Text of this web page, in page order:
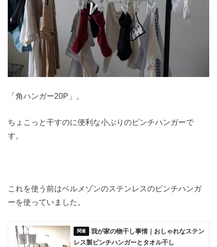
「角ハンガー20P」。
ちょこっと干すのに便利な小ぶりのピンチハンガーで
す。
これを使う前はベルメゾンのステンレスのピンチハンガ
ーを使っていました。
我が家の物干し事情｜おしゃれなステン
レス製ピンチハンガーとタオル干し